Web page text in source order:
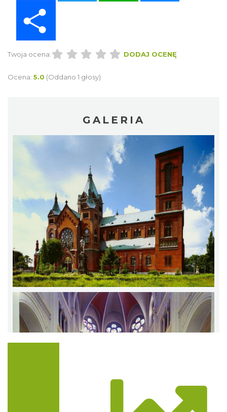
Twoja ocena: DODAJ OCENĘ
Ocena: 5.0 (Oddano 1 głosy)
GALERIA
Trasa